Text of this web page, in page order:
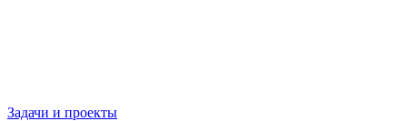
Задачи и проекты